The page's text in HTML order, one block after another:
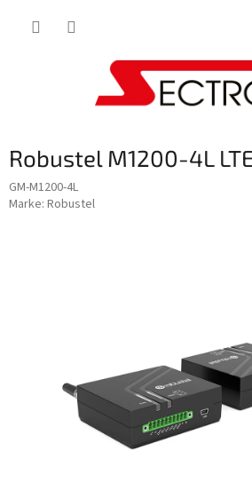
Robustel M1200-4L
GM-M1200-4L
Marke: Robustel